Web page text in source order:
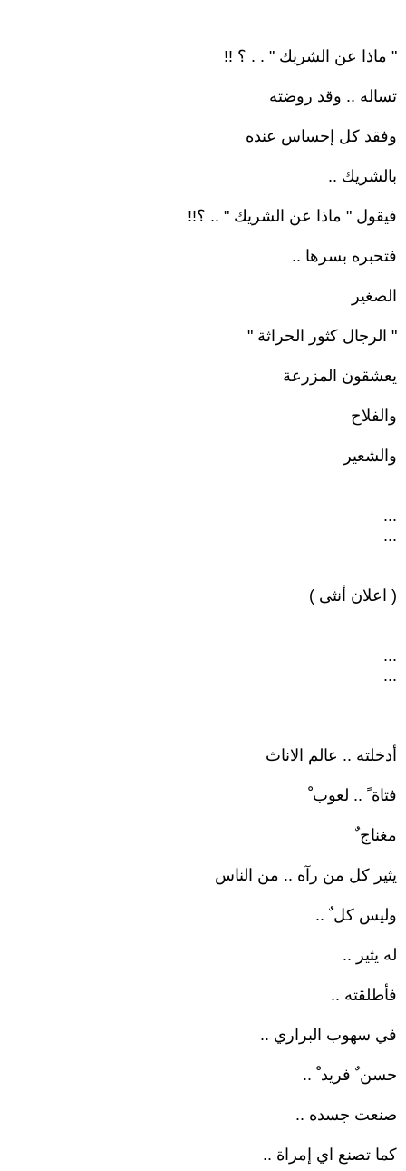
" ماذا عن الشريك " . . ؟ !!
تساله .. وقد روضته
وفقد كل إحساس عنده
بالشريك ..
فيقول " ماذا عن الشريك " .. ؟!!
فتحبره بسرها ..
الصغير
" الرجال كثور الحراثة "
يعشقون المزرعة
والفلاح
والشعير
...
...
( اعلان أنثى )
...
...
أدخلته .. عالم الاناث
فتاة ً .. لعوب ْ
مغناج ٌ
يثير كل من رآه .. من الناس
وليس كل ٌ ..
له يثير ..
فأطلقته ..
في سهوب البراري ..
حسن ٌ فريد ْ ..
صنعت جسده ..
كما تصنع اي إمراة ..